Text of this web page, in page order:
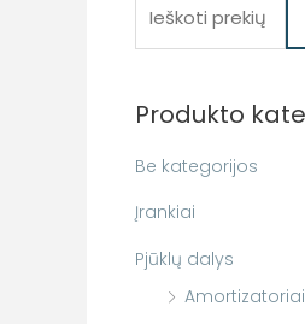
k
i
:
Produkto
Be kategorijos
Įrankiai
Pjūklų dalys
Amortizatoriai